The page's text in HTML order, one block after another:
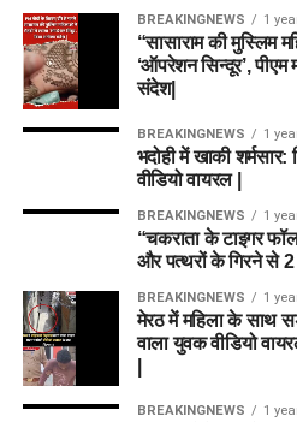
BREAKINGNEWS 1
“सासाराम की मुस्लिम
‘ऑपरेशन सिन्दूर’,
संदेश|
BREAKINGNEWS 1
भदोही में खाकी
वीडियो वायरल |
BREAKINGNEWS 1
“चकराता के टाइगर
और पत्थरों के गिरने से 2
BREAKINGNEWS 1
मेरठ में महिला के साथ
वाला युवक वीडियो
BREAKINGNEWS 1